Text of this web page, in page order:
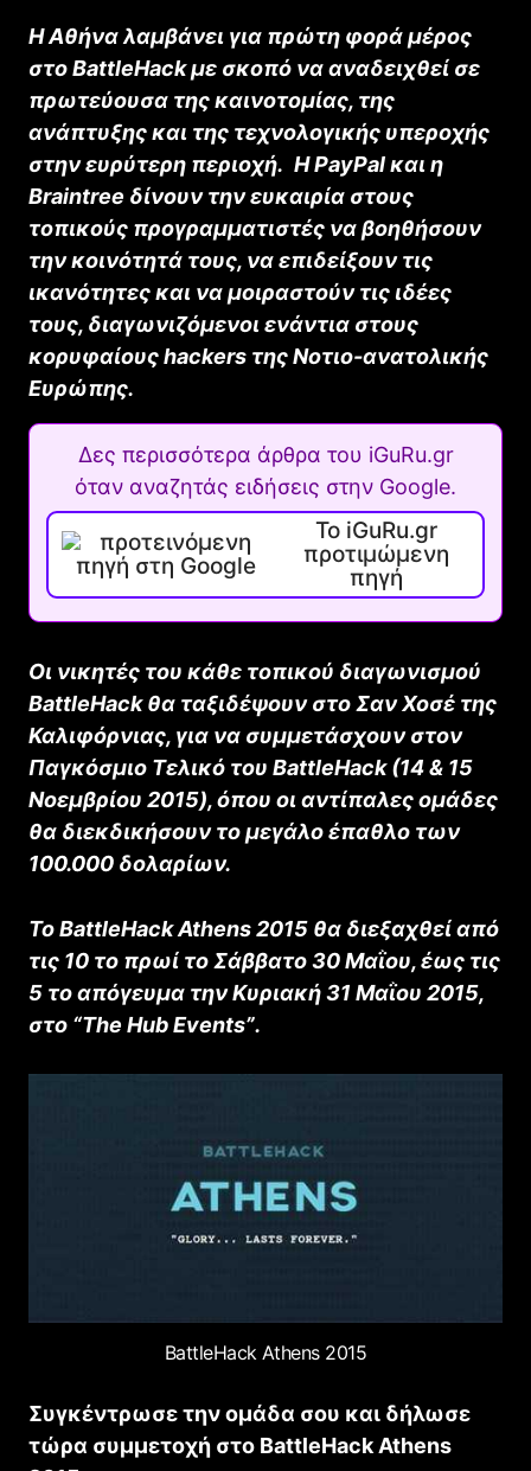
H Aθήνα λαμβάνει για πρώτη φορά μέρος
στοBattleHackμε σκοπό να αναδειχθεί σε
πρωτεύουσα της καινοτομίας, της
ανάπτυξης και της τεχνολογικής υπεροχής
στην ευρύτερη περιοχή. ΗPayPalκαι η
Braintree δίνουν την ευκαιρία στους
τοπικούς προγραμματιστές να βοηθήσουν
την κοινότητά τους, να επιδείξουν τις
ικανότητες και να μοιραστούν τις ιδέες
τους, διαγωνιζόμενοι ενάντια στους
κορυφαίουςhackers της Νοτιο-ανατολικής
Ευρώπης.
Δες περισσότερα άρθρα του iGuRu.gr
όταν αναζητάς ειδήσεις στην Google.
Το iGuRu.gr
προτιμώμενη
πηγή
Οι νικητές του κάθε τοπικού διαγωνισμού
BattleHackθα ταξιδέψουν στο Σαν Χοσέ της
Καλιφόρνιας, για να συμμετάσχουν στον
Παγκόσμιο Τελικό του BattleHack(14 & 15
Νοεμβρίου 2015), όπου οι αντίπαλες ομάδες
θα διεκδικήσουν το μεγάλο έπαθλο των
100.000 δολαρίων.
ΤοBattleHack Athens 2015 θα διεξαχθεί από
τις 10 το πρωί το Σάββατο 30 Μαῒου, έως τις
5 το απόγευμα την Κυριακή 31 Μαῒου 2015,
στο “The Hub Events”.
BattleHack Athens 2015
Συγκέντρωσε την ομάδα σου και δήλωσε
τώρα συμμετοχή στο BattleHack Athens